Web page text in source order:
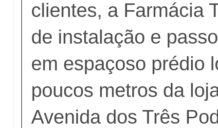
clientes, a Farmácia
de instalação e
em espaçoso prédio
poucos metros da
Avenida dos Três